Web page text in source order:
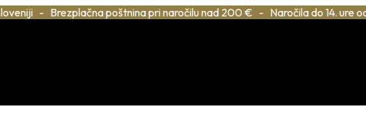
- Brezplačna poštnina pri naročilu nad 200 € - Naročila do 14. ure